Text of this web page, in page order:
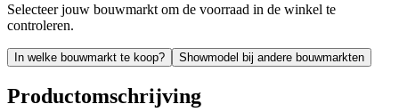
Selecteer jouw bouwmarkt om de voorraad in de winkel te
controleren.
In welke bouwmarkt te koop? Showmodel bij andere bouwmarkten
Productomschrijving